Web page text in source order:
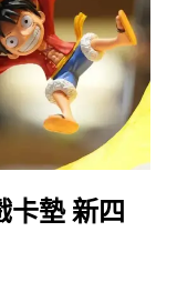
卡墊 新四